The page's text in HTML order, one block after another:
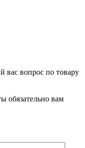
вас вопрос по товару
обязательно вам